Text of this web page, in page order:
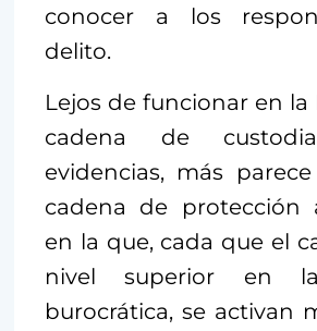
conocer a los
delito.
Lejos de funcionar en la
cadena de
evidencias, más
cadena de protección
en la que, cada que el
nivel superior en
burocrática, se activan